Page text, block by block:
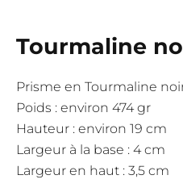
Tourmaline
Prisme en Tourmaline
Poids : environ 474 gr
Hauteur : environ 19 cm
Largeur à la base : 4 cm
Largeur en haut : 3,5 cm